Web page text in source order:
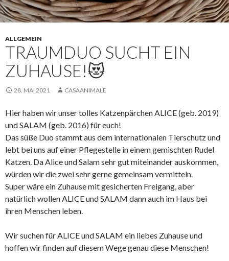
ALLGEMEIN
TRAUMDUO SUCHT EIN
ZUHAUSE!😻
28. MAI 2021 CASAANIMALE
Hier haben wir unser tolles Katzenpärchen ALICE (geb. 2019)
und SALAM (geb. 2016) für euch!
Das süße Duo stammt aus dem internationalen Tierschutz und
lebt bei uns auf einer Pflegestelle in einem gemischten Rudel
Katzen. Da Alice und Salam sehr gut miteinander auskommen,
würden wir die zwei sehr gerne gemeinsam vermitteln.
Super wäre ein Zuhause mit gesicherten Freigang, aber
natürlich wollen ALICE und SALAM dann auch im Haus bei
ihren Menschen leben.
Wir suchen für ALICE und SALAM ein liebes Zuhause und
hoffen wir finden auf diesem Wege genau diese Menschen!